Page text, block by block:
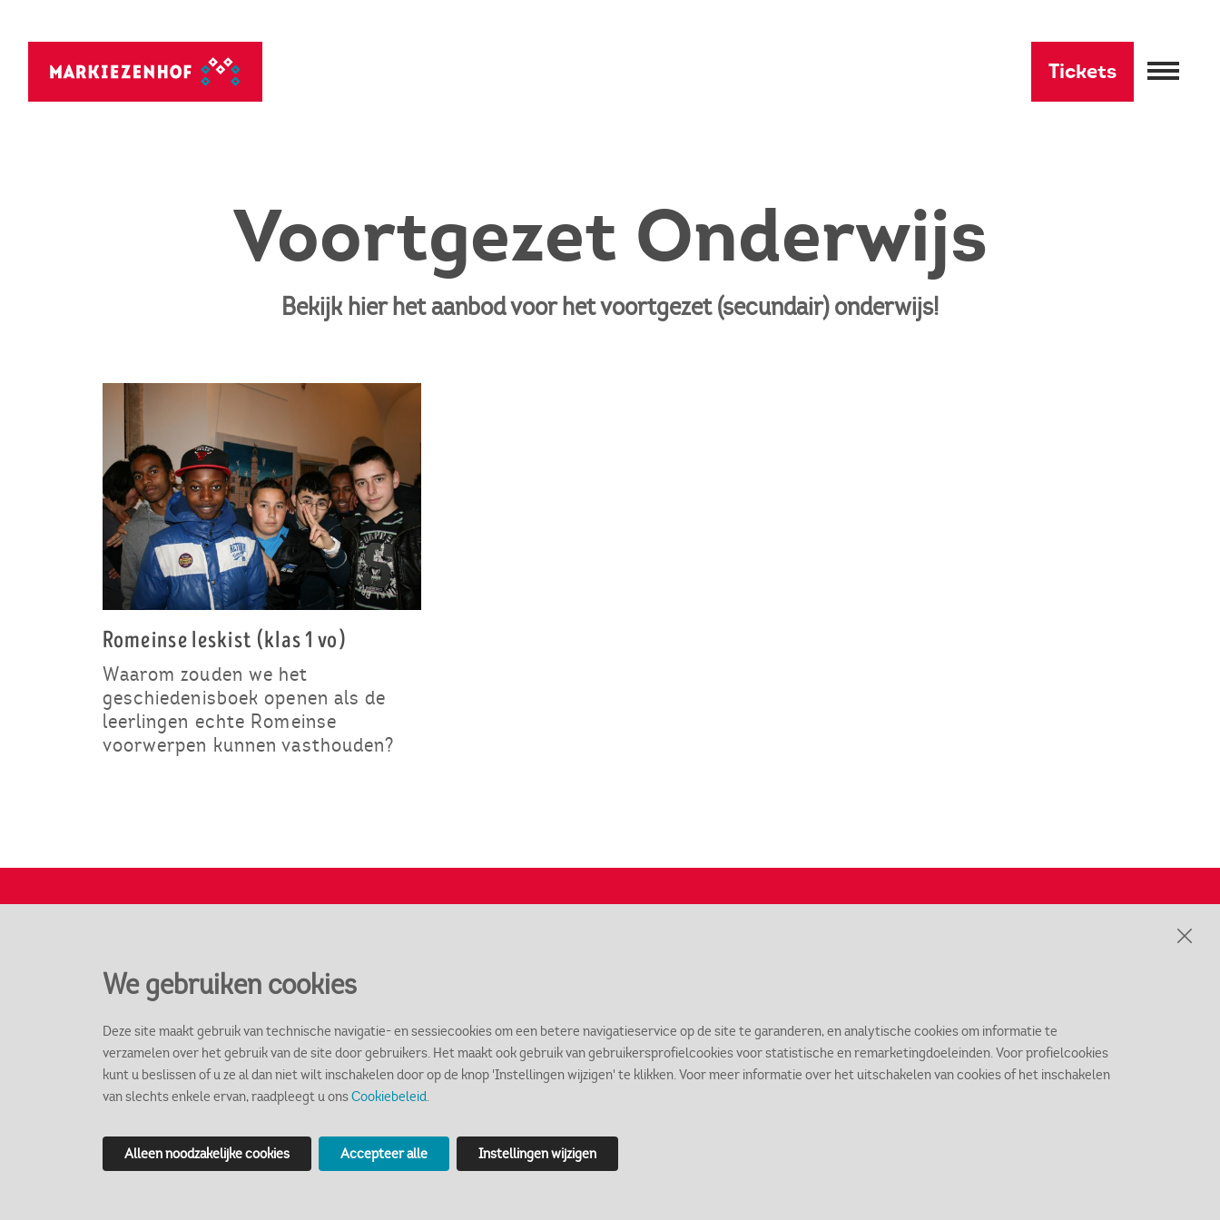
Tickets
Voortgezet Onderwijs
Bekijk hier het aanbod voor het voortgezet (secundair) onderwijs!
Romeinse leskist (klas 1 vo)
Waarom zouden we het
geschiedenisboek openen als de
leerlingen echte Romeinse
voorwerpen kunnen vasthouden?
Inschrijven nieuwsbrief
Social
markiezenhof@bergenopzoom.nl
0164 - 277 077
We gebruiken cookies
Deze site maakt gebruik van technische navigatie- en sessiecookies om een betere navigatieservice op de site te garanderen, en analytische cookies om informatie te
verzamelen over het gebruik van de site door gebruikers. Het maakt ook gebruik van gebruikersprofielcookies voor statistische en remarketingdoeleinden. Voor profielcookies
kunt u beslissen of u ze al dan niet wilt inschakelen door op de knop 'Instellingen wijzigen' te klikken. Voor meer informatie over het uitschakelen van cookies of het inschakelen
van slechts enkele ervan, raadpleegt u onsCookiebeleid.
Alleen noodzakelijke cookies Accepteer alle Instellingen wijzigen